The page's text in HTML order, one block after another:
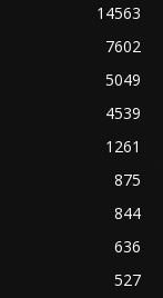
14563
7602
5049
4539
1261
875
844
636
527